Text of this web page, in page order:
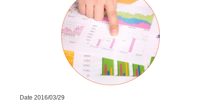
Date 2016/03/29